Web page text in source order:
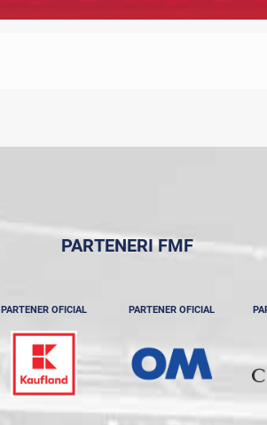
PARTENERI FMF
PARTENER OFICIAL PARTENER OFICIAL